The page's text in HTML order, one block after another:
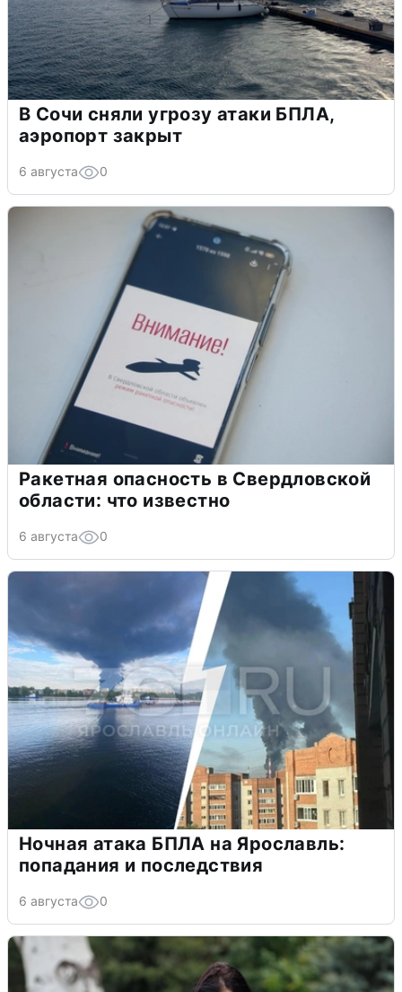
В Сочи сняли угрозу атаки БПЛА,
аэропорт закрыт
6 августа 0
Ракетная опасность в Свердловской
области: что известно
6 августа 0
Ночная атака БПЛА на Ярославль:
попадания и последствия
6 августа 0